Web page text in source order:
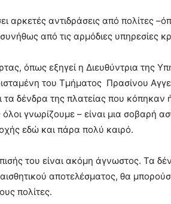
αρκετές αντιδράσεις από πολίτες
από τις αρμόδιες υπηρεσίες
όπως εξηγεί η Διευθύντρια της
του Τμήματος Πρασίνου
τα δένδρα της πλατείας που
γνωρίζουμε – είναι μια σοβαρή
εδώ και πάρα πολύ καιρό.
του είναι ακόμη άγνωστος. Τα
αποτελέσματος, θα
πολίτες.